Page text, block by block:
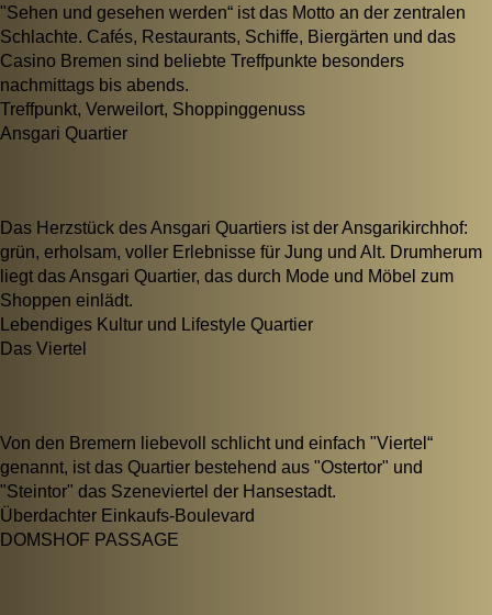
"Sehen und gesehen werden“ ist das Motto an der zentralen
Schlachte. Cafés, Restaurants, Schiffe, Biergärten und das
Casino Bremen sind beliebte Treffpunkte besonders
nachmittags bis abends.
Treffpunkt, Verweilort, Shoppinggenuss
Ansgari Quartier
Das Herzstück des Ansgari Quartiers ist der Ansgarikirchhof:
grün, erholsam, voller Erlebnisse für Jung und Alt. Drumherum
liegt das Ansgari Quartier, das durch Mode und Möbel zum
Shoppen einlädt.
Lebendiges Kultur und Lifestyle Quartier
Das Viertel
Von den Bremern liebevoll schlicht und einfach "Viertel“
genannt, ist das Quartier bestehend aus "Ostertor" und
"Steintor" das Szeneviertel der Hansestadt.
Überdachter Einkaufs-Boulevard
DOMSHOF PASSAGE